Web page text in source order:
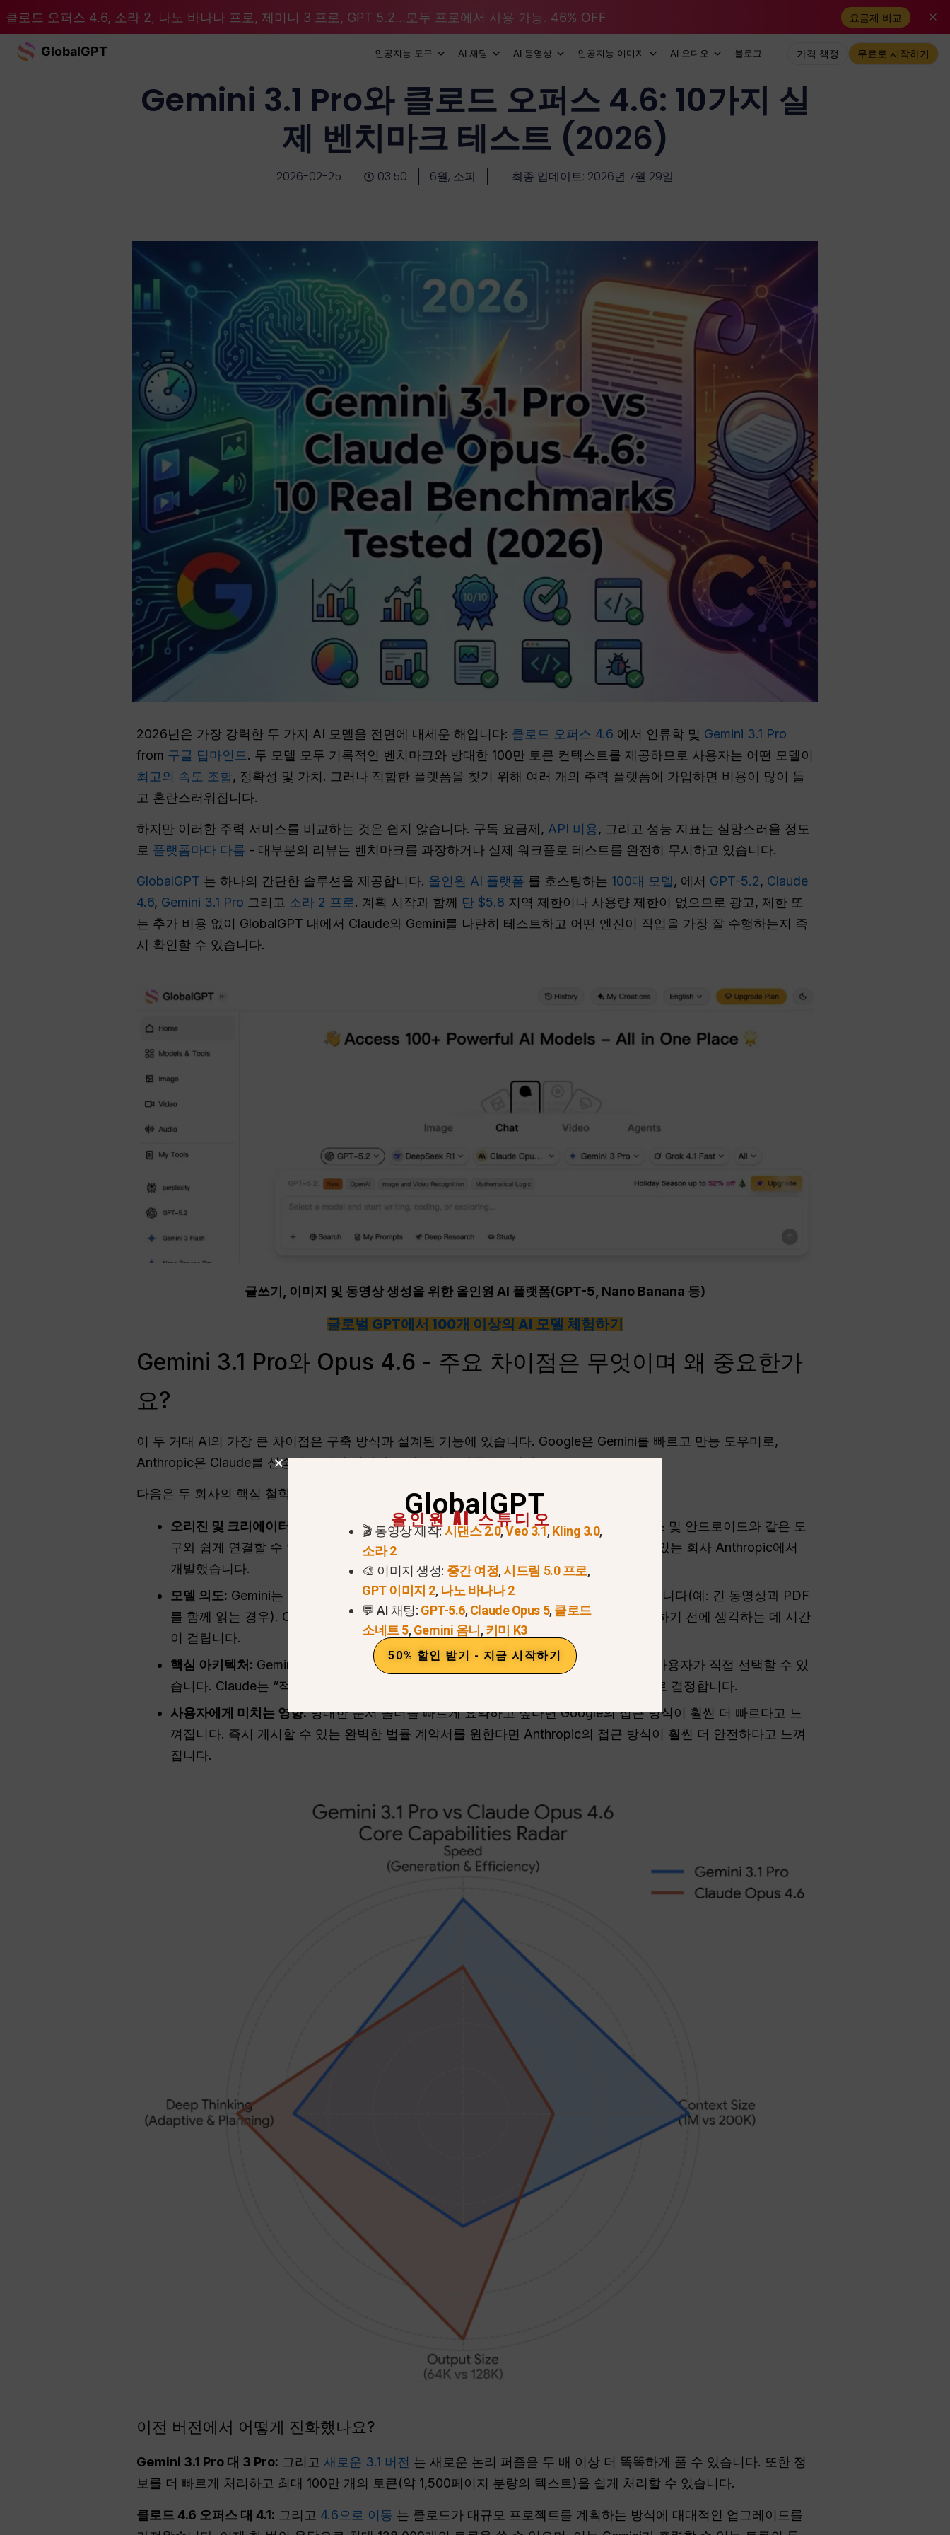
클로드 오퍼스 4.6, 소라 2, 나노 바나나 프로, 제미니 3 프로, GPT 5.2...모두 프로에서 사용 가능. 46% OFF 요금제 비교
GlobalGPT 인공지능 도구 AI 채팅 AI 동영상 인공지능 이미지 AI 오디오 블로그 가격 책정 무료로 시작하기
Gemini 3.1 Pro와 클로드 오퍼스 4.6: 10가지 실
제 벤치마크 테스트 (2026)
2026-02-25 03:50 6월, 소피 최종 업데이트: 2026년 7월 29일
2026년은 가장 강력한 두 가지 AI 모델을 전면에 내세운 해입니다: 클로드 오퍼스 4.6 에서 인류학 및 Gemini 3.1 Pro
from 구글 딥마인드. 두 모델 모두 기록적인 벤치마크와 방대한 100만 토큰 컨텍스트를 제공하므로 사용자는 어떤 모델이
최고의 속도 조합, 정확성 및 가치. 그러나 적합한 플랫폼을 찾기 위해 여러 개의 주력 플랫폼에 가입하면 비용이 많이 들
고 혼란스러워집니다.
하지만 이러한 주력 서비스를 비교하는 것은 쉽지 않습니다. 구독 요금제, API 비용, 그리고 성능 지표는 실망스러울 정도
로 플랫폼마다 다름 - 대부분의 리뷰는 벤치마크를 과장하거나 실제 워크플로 테스트를 완전히 무시하고 있습니다.
GlobalGPT 는 하나의 간단한 솔루션을 제공합니다. 올인원 AI 플랫폼 를 호스팅하는 100대 모델, 에서 GPT-5.2, Claude
4.6, Gemini 3.1 Pro 그리고 소라 2 프로. 계획 시작과 함께 단 $5.8 지역 제한이나 사용량 제한이 없으므로 광고, 제한 또
는 추가 비용 없이 GlobalGPT 내에서 Claude와 Gemini를 나란히 테스트하고 어떤 엔진이 작업을 가장 잘 수행하는지 즉
시 확인할 수 있습니다.
글쓰기, 이미지 및 동영상 생성을 위한 올인원 AI 플랫폼(GPT-5, Nano Banana 등)
글로벌 GPT에서 100개 이상의 AI 모델 체험하기
Gemini 3.1 Pro와 Opus 4.6 - 주요 차이점은 무엇이며 왜 중요한가
요?
이 두 거대 AI의 가장 큰 차이점은 구축 방식과 설계된 기능에 있습니다. Google은 Gemini를 빠르고 만능 도우미로,
Anthropic은 Claude를 신중하고 깊이 생각하는 전문가로 만들었습니다.
다음은 두 회사의 핵심 철학을 일상적인 용어로 비교한 것입니다:
오리진 및 크리에이터:
Gemini 3.1 Pro는 구글 딥마인드에서 개발하여 구글 워크스페이스 및 안드로이드와 같은 도
구와 쉽게 연결할 수 있습니다. Claude Opus 4.6은 AI 안전과 기업 보안에 중점을 두고 있는 회사 Anthropic에서
개발했습니다.
모델 의도: Gemini는 속도와 다양한 유형의 파일을 한 번에 처리할 수 있도록 설계되었습니다(예: 긴 동영상과 PDF
를 함께 읽는 경우). Claude는 복잡한 추론을 위해 설계되었기 때문에 어려운 질문에 답하기 전에 생각하는 데 시간
이 걸립니다.
핵심 아키텍처: Gemini는 3단계 사고 시스템을 사용하여 AI가 얼마나 열심히 생각할지 사용자가 직접 선택할 수 있
습니다. Claude는 “적응형 사고 엔진'을 사용하므로 작업에 필요한 두뇌의 양을 자동으로 결정합니다.
사용자에게 미치는 영향:방대한 문서 폴더를 빠르게 요약하고 싶다면 Google의 접근 방식이 훨씬 더 빠르다고 느
껴집니다. 즉시 게시할 수 있는 완벽한 법률 계약서를 원한다면 Anthropic의 접근 방식이 훨씬 더 안전하다고 느껴
집니다.
이전 버전에서 어떻게 진화했나요?
Gemini 3.1 Pro 대 3 Pro: 그리고 새로운 3.1 버전 는 새로운 논리 퍼즐을 두 배 이상 더 똑똑하게 풀 수 있습니다. 또한 정
보를 더 빠르게 처리하고 최대 100만 개의 토큰(약 1,500페이지 분량의 텍스트)을 쉽게 처리할 수 있습니다.
클로드 4.6 오퍼스 대 4.1: 그리고 4.6으로 이동 는 클로드가 대규모 프로젝트를 계획하는 방식에 대대적인 업그레이드를
GlobalGPT
올인원 AI 스튜디오
🎬 동영상 제작:시댄스 2.0,Veo 3.1,Kling 3.0,
소라 2
🎨 이미지 생성: 중간 여정,시드림 5.0 프로,
GPT 이미지 2, 나노 바나나 2
💬 AI 채팅: GPT-5.6,Claude Opus 5,클로드
소네트 5,Gemini 옴니,키미 K3
50% 할인 받기 - 지금 시작하기